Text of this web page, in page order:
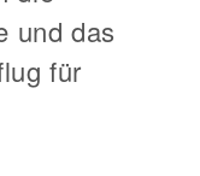
und das
für